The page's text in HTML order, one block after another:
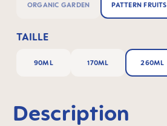
ORGANIC GARDEN PATTERN FRUITS
TAILLE
90ML 170ML 260ML
Description